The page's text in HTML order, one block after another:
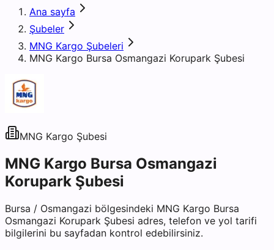
Ana sayfa
Şubeler
MNG Kargo Şubeleri
MNG Kargo Bursa Osmangazi Korupark Şubesi
MNG Kargo Şubesi
MNG Kargo Bursa Osmangazi
Korupark Şubesi
Bursa / Osmangazi bölgesindeki MNG Kargo Bursa
Osmangazi Korupark Şubesi adres, telefon ve yol tarifi
bilgilerini bu sayfadan kontrol edebilirsiniz.